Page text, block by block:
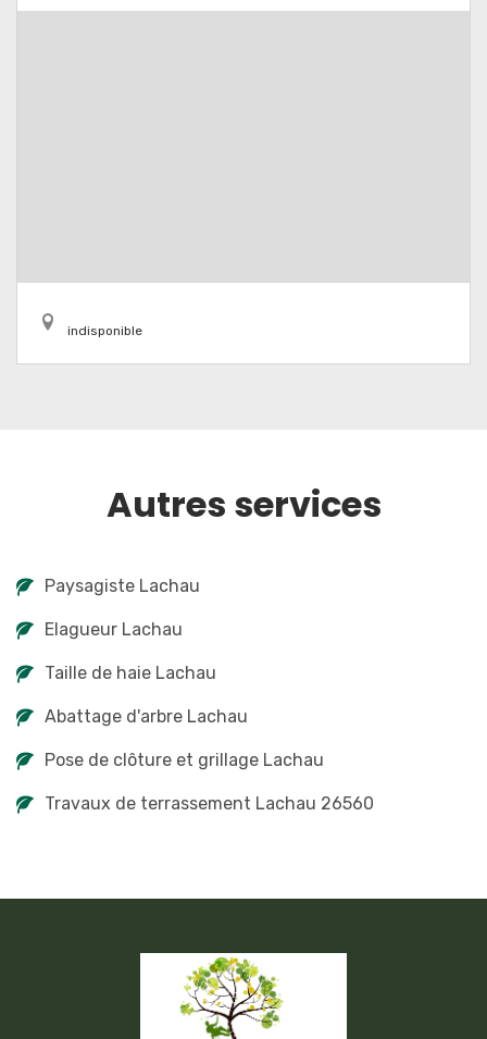
indisponible
Autres services
Paysagiste Lachau
Elagueur Lachau
Taille de haie Lachau
Abattage d'arbre Lachau
Pose de clôture et grillage Lachau
Travaux de terrassement Lachau 26560